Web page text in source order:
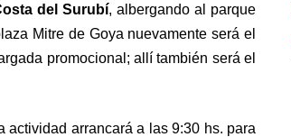
del Surubí, albergando al parque
Mitre de Goya nuevamente será el
promocional; allí también será el
arrancará a las 9:30 hs. para